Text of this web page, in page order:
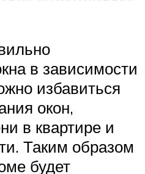
в зависимости
избавиться
окон,
в квартире и
Таким образом
будет